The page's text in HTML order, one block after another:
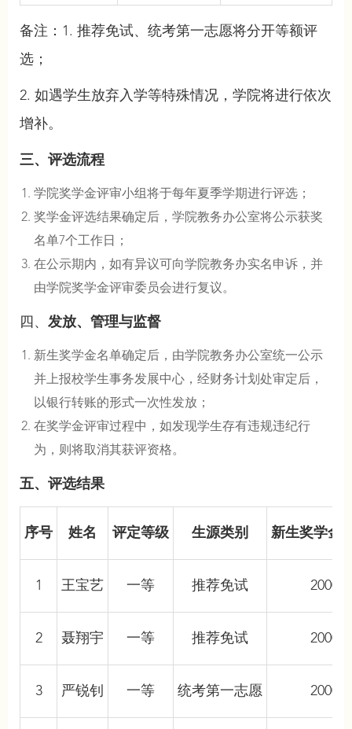
备注：1. 推荐免试、统考第一志愿将分开等额评
选；
2. 如遇学生放弃入学等特殊情况，学院将进行依次
增补。
三、评选流程
学院奖学金评审小组将于每年夏季学期进行评选；
奖学金评选结果确定后，学院教务办公室将公示获奖
名单7个工作日；
在公示期内，如有异议可向学院教务办实名申诉，并
由学院奖学金评审委员会进行复议。
四、 发放、管理与监督
新生奖学金名单确定后，由学院教务办公室统一公示
并上报校学生事务发展中心，经财务计划处审定后，
以银行转账的形式一次性发放；
在奖学金评审过程中，如发现学生存有违规违纪行
为，则将取消其获评资格。
五、评选结果
序号 姓名 评定等级 生源类别 新生奖学金
1 王宝艺 一等 推荐免试 20000
2 聂翔宇 一等 推荐免试 20000
3 严锐钊 一等 统考第一志愿 20000